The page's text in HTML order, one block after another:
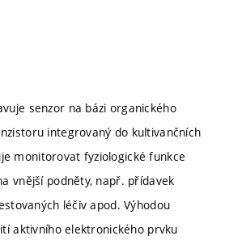
senzor na bázi organického
integrovaný do kultivančních
monitorovat fyziologické funkce
vnější podněty, např. přídavek
léčiv apod. Výhodou
aktivního elektronického prvku